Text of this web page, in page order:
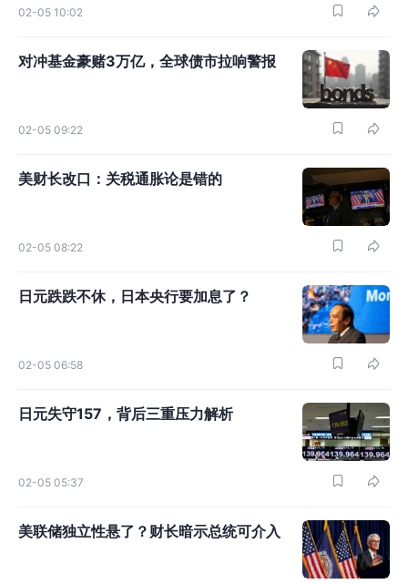
02-05 10:02
对冲基金豪赌3万亿，全球债市拉响警报
02-05 09:22
美财长改口：关税通胀论是错的
02-05 08:22
日元跌跌不休，日本央行要加息了？
02-05 06:58
日元失守157，背后三重压力解析
02-05 05:37
美联储独立性悬了？财长暗示总统可介入